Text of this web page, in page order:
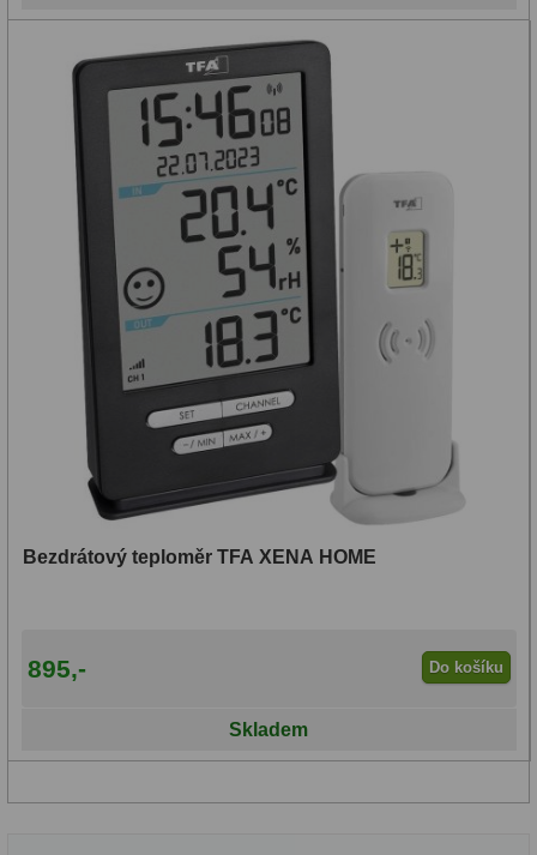
Bezdrátový teploměr TFA XENA HOME
895,- Do košíku
Skladem